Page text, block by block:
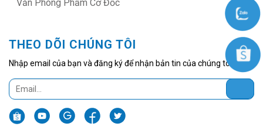
Văn Phòng Phẩm Cơ Đốc
THEO DÕI CHÚNG TÔI
Nhập email của bạn và đăng ký để nhận bản tin của chúng tôi